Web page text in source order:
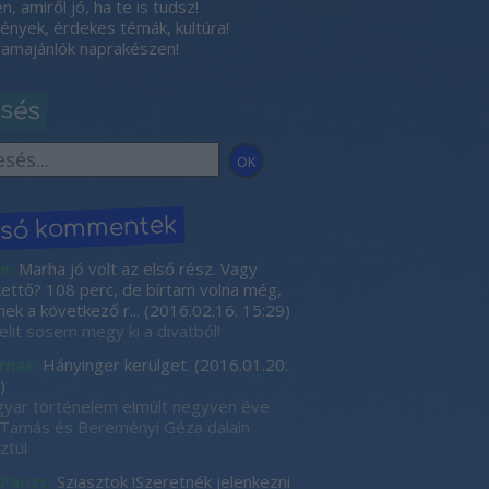
amiről jó, ha te is tudsz!
érdekes témák, kultúra!
naprakészen!
kommentek
Marha jó volt az első rész. Vagy
108 perc, de bírtam volna még,
a következő r... (2016.02.16. 15:29)
sosem megy ki a divatból!
Hányinger kerülget. (2016.01.20.
)
történelem elmúlt negyven éve
és Bereményi Géza dalain
Sziasztok !Szeretnék jelenkezni